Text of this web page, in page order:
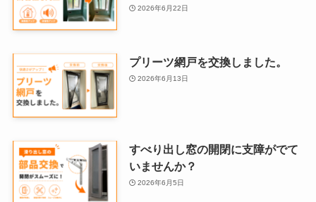
2026年6月22日
プリーツ網戸を交換しました。
2026年6月13日
すべり出し窓の開閉に支障がでて
いませんか？
2026年6月5日